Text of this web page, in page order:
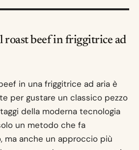
roast beef in friggitrice ad
in una friggitrice ad aria è
per gustare un classico pezzo
della moderna tecnologia
un metodo che fa
ma anche un approccio più